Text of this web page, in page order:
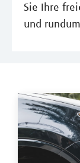
Sie Ihre
und